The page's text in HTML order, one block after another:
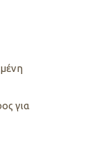
για